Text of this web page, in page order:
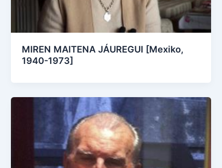
MIREN MAITENA JÁUREGUI [Mexiko,
1940-1973]